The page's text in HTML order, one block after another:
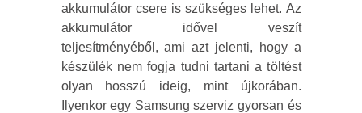
akkumulátor csere is szükséges lehet. Az
akkumulátor idővel veszít
teljesítményéből, ami azt jelenti, hogy a
készülék nem fogja tudni tartani a töltést
olyan hosszú ideig, mint újkorában.
Ilyenkor egy Samsung szerviz gyorsan és